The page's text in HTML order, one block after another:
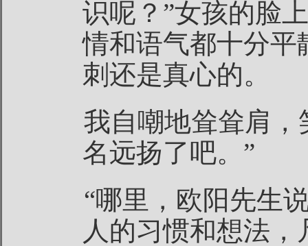
识呢？”女孩的脸
情和语气都十分平
刺还是真心的。
我自嘲地耸耸肩，
名远扬了吧。”
“哪里，欧阳先生
人的习惯和想法